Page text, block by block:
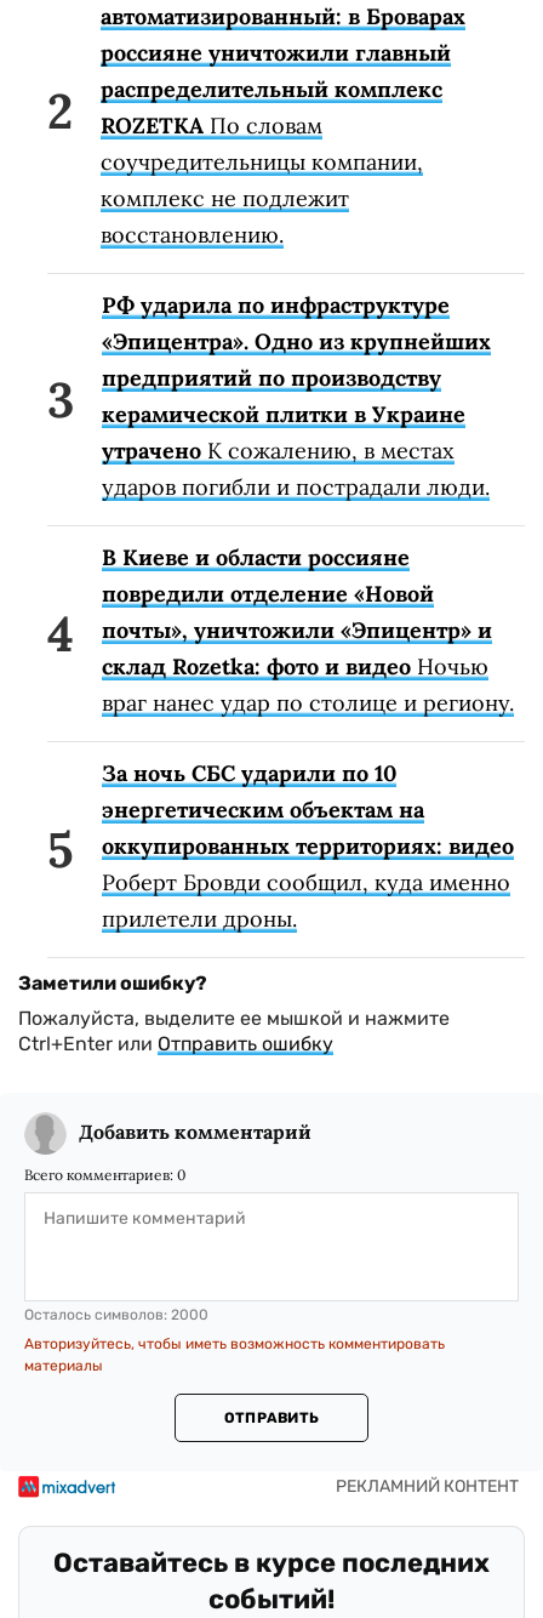
автоматизированный: в Броварах
россияне уничтожили главный
распределительный комплекс
ROZETKA По словам
соучредительницы компании,
комплекс не подлежит
восстановлению.
РФ ударила по инфраструктуре
«Эпицентра». Одно из крупнейших
предприятий по производству
керамической плитки в Украине
утрачено К сожалению, в местах
ударов погибли и пострадали люди.
В Киеве и области россияне
повредили отделение «Новой
почты», уничтожили «Эпицентр» и
склад Rozetka: фото и видео Ночью
враг нанес удар по столице и региону.
За ночь СБС ударили по 10
энергетическим объектам на
оккупированных территориях: видео
Роберт Бровди сообщил, куда именно
прилетели дроны.
Заметили ошибку?
Пожалуйста, выделите ее мышкой и нажмите
Ctrl+Enter или Отправить ошибку
Добавить комментарий
Всего комментариев: 0
Осталось символов: 2000
Авторизуйтесь, чтобы иметь возможность комментировать
материалы
ОТПРАВИТЬ
Оставайтесь в курсе последних
событий!